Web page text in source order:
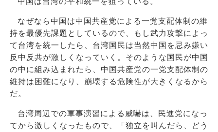
なぜなら中国は中国共産党による一党支配体制の維
持を最優先課題としているので、もし武力攻撃によっ
て台湾を統一したら、台湾国民は当然中国を忌み嫌い
反中反共が激しくなっていく。そのような国民が中国
の中に組み込まれたら、中国共産党の一党支配体制の
維持は困難になり、崩壊する危険性が大きくなるから
だ。
台湾周辺での軍事演習による威嚇は、民進党になっ
てから激しくなったもので、「独立を叫んだら、どう